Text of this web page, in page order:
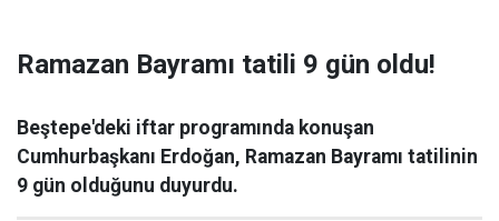
Ramazan Bayramı tatili 9 gün oldu!
Beştepe'deki iftar programında konuşan
Cumhurbaşkanı Erdoğan, Ramazan Bayramı tatilinin
9 gün olduğunu duyurdu.